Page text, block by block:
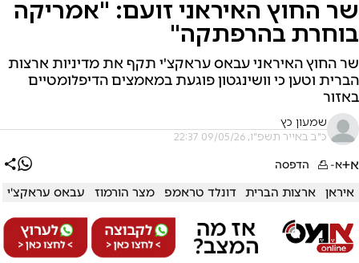
שר החוץ האיראני זועם: "אמריקה
בוחרת בהרפתקה"
שר החוץ האיראני עבאס עראקצ'י תקף את מדיניות ארצות
הברית וטען כי וושינגטון פוגעת במאמצים הדיפלומטיים
באזור
שמעון כץ
כ"ב באייר תשפ"ו, 09/05/26 22:37
א+א- הדפסה
איראן ארצות הברית דונלד טראמפ מצר הורמוז עבאס עראקצ'י